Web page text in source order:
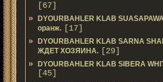
[67]
DYOURBAHLER KLAB
оранж. [17]
DYOURBAHLER KLAB SARNA
ЖДЕТ ХОЗЯИНА. [29]
DYOURBAHLER KLAB SIBERA
[45]